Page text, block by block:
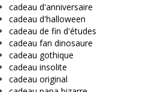
cadeau d'anniversaire
cadeau d'halloween
cadeau de fin d'études
cadeau fan dinosaure
cadeau gothique
cadeau insolite
cadeau original